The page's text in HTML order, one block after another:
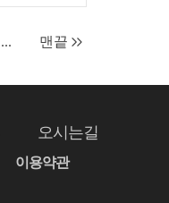
... 맨끝
오시는길
이용약관